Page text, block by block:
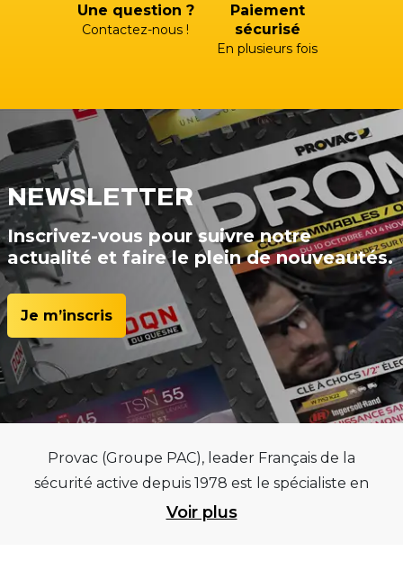
Une question ?
Contactez-nous !
Paiement
sécurisé
En plusieurs fois
NEWSLETTER
Inscrivez-vous pour suivre notre
actualité et faire le plein de nouveautés.
Je m’inscris
Provac (Groupe PAC), leader Français de la
sécurité active depuis 1978 est le spécialiste en
équipements pour garages et centres
Voir plus